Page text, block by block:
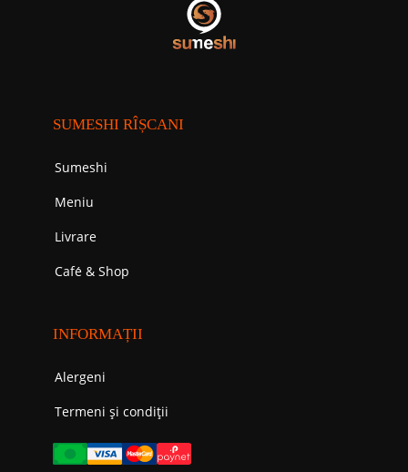
SUMESHI RÎȘCANI
Sumeshi
Meniu
Livrare
Cafе́ & Shop
INFORMAȚII
Alergeni
Termeni și condiții